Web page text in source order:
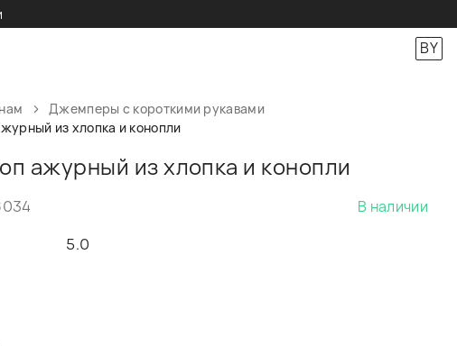
BY
Джемперы с короткими рукавами
из хлопка и конопли
ажурный из хлопка и конопли
В наличии
5.0